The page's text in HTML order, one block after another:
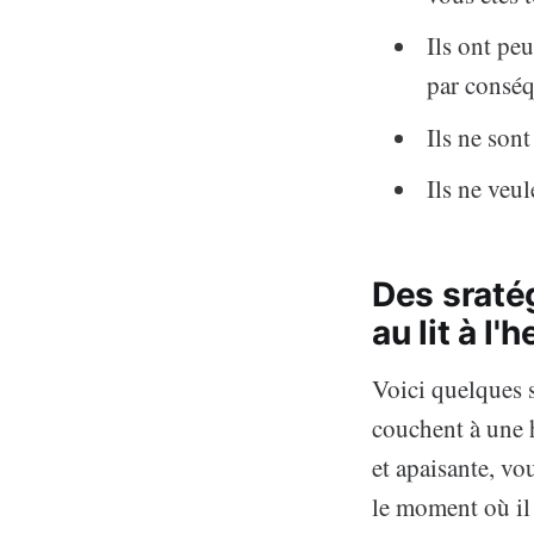
Ils ont
par
Ils ne
Ils ne
Des
au lit à
Voici quelques
couchent à
et apaisante,
le moment où